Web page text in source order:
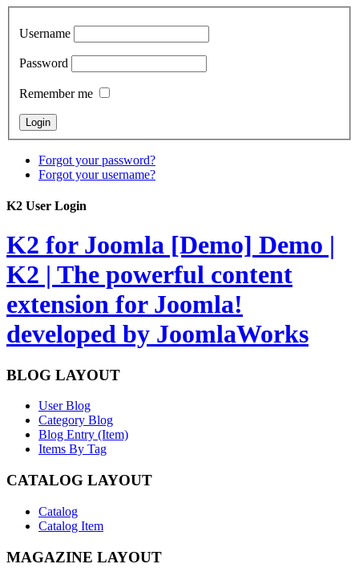
Username
Password
Remember me
Forgot your password?
Forgot your username?
K2 User Login
K2 for Joomla [Demo] Demo |
K2 | The powerful content
extension for Joomla!
developed by JoomlaWorks
BLOG LAYOUT
User Blog
Category Blog
Blog Entry (Item)
Items By Tag
CATALOG LAYOUT
Catalog
Catalog Item
MAGAZINE LAYOUT